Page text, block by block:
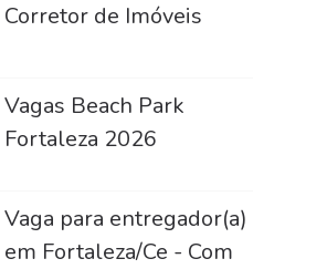
Corretor de Imóveis
Vagas Beach Park
Fortaleza 2026
Vaga para entregador(a)
em Fortaleza/Ce - Com